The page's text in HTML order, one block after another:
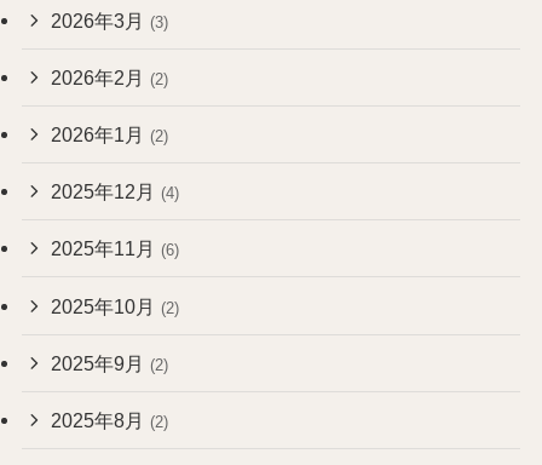
2026年3月 (3)
2026年2月 (2)
2026年1月 (2)
2025年12月 (4)
2025年11月 (6)
2025年10月 (2)
2025年9月 (2)
2025年8月 (2)